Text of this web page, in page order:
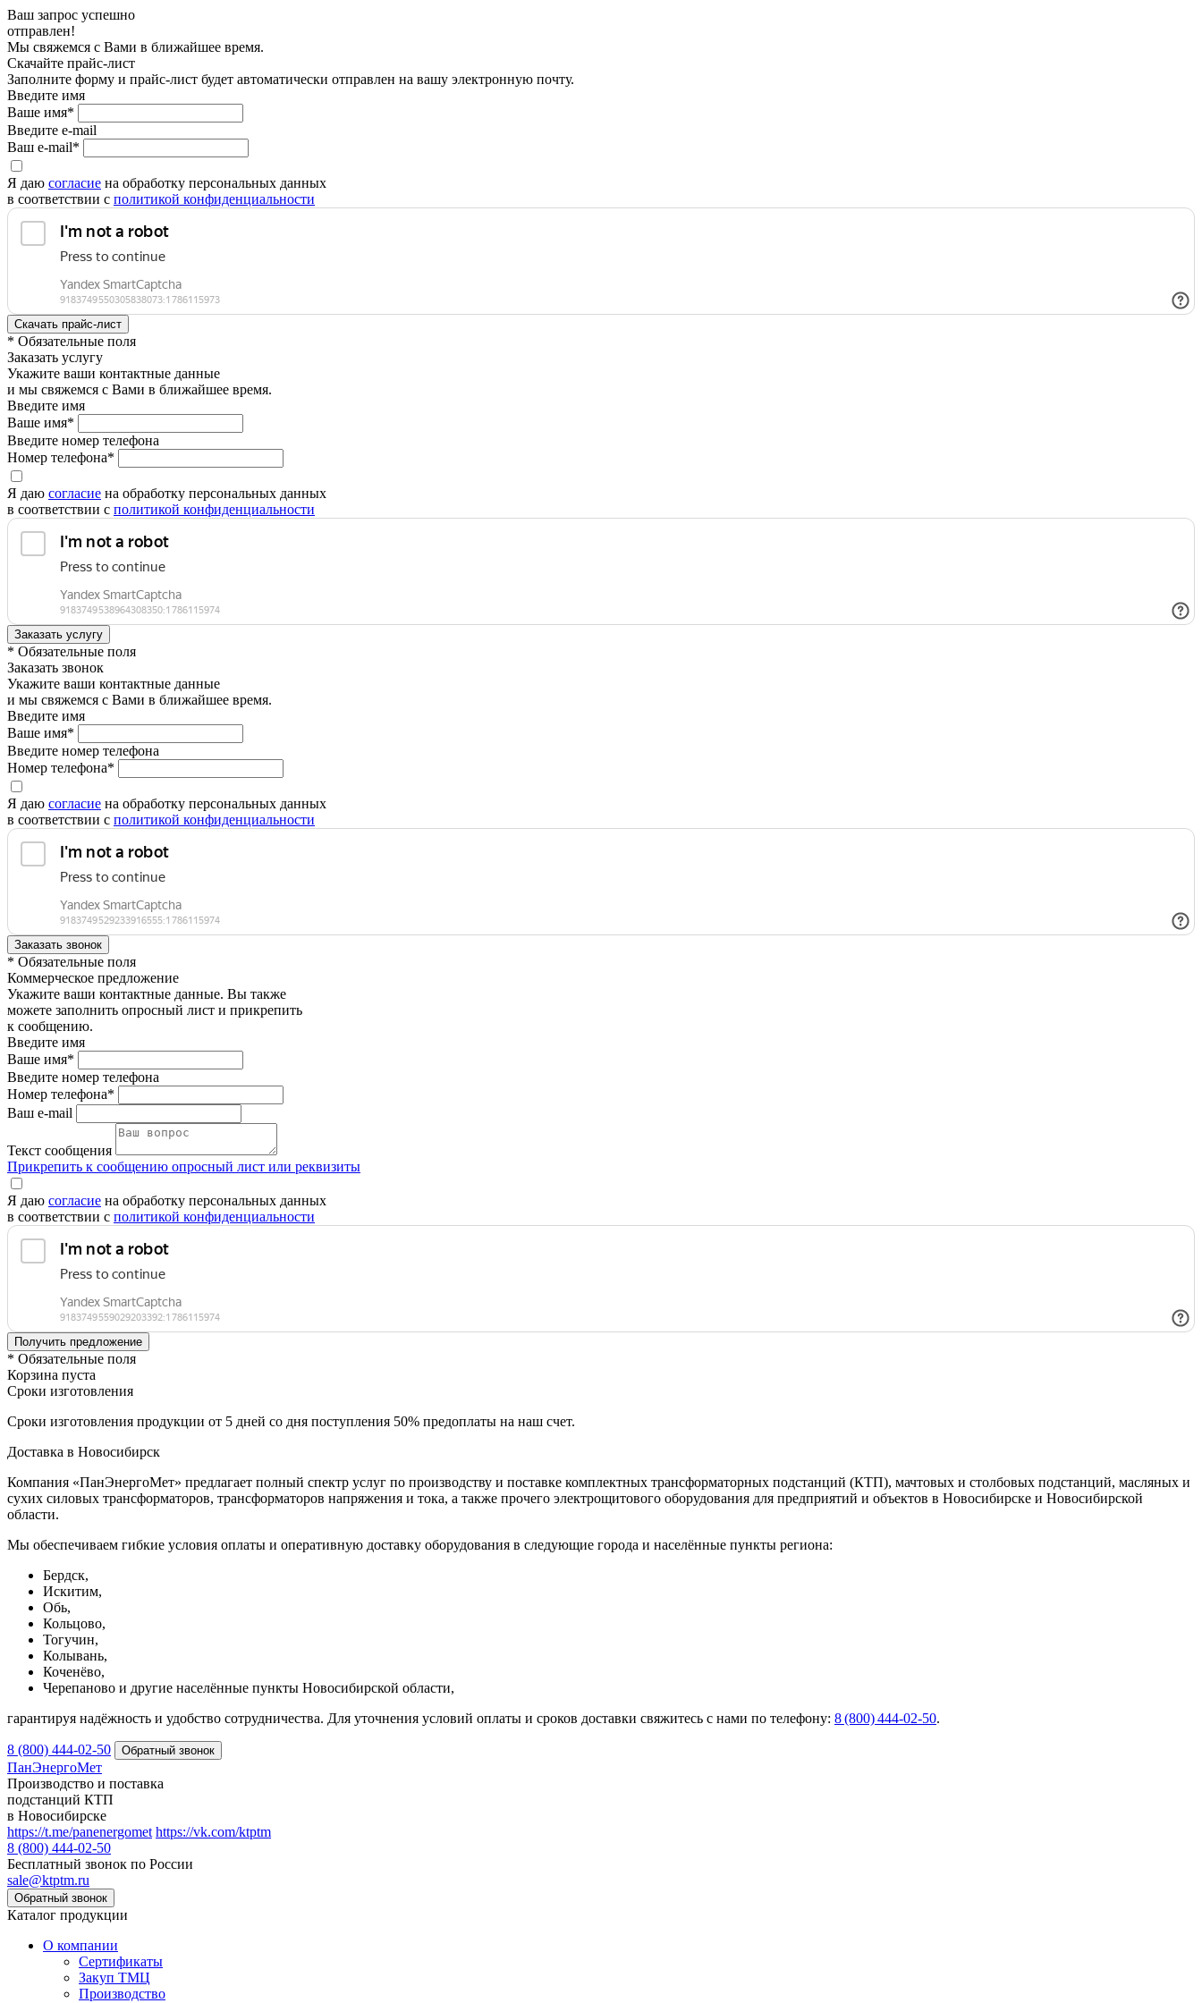
Ваш запрос успешно
отправлен!
Мы свяжемся с Вами в ближайшее время.
Скачайте прайс-лист
Заполните форму и прайс-лист будет автоматически отправлен на вашу электронную почту.
Введите имя
Ваше имя*
Введите e-mail
Ваш e-mail*
Я даю согласие на обработку персональных данных
в соответствии с политикой конфиденциальности
* Обязательные поля
Заказать услугу
Укажите ваши контактные данные
и мы свяжемся с Вами в ближайшее время.
Введите имя
Ваше имя*
Введите номер телефона
Номер телефона*
Я даю согласие на обработку персональных данных
в соответствии с политикой конфиденциальности
* Обязательные поля
Заказать звонок
Укажите ваши контактные данные
и мы свяжемся с Вами в ближайшее время.
Введите имя
Ваше имя*
Введите номер телефона
Номер телефона*
Я даю согласие на обработку персональных данных
в соответствии с политикой конфиденциальности
* Обязательные поля
Коммерческое предложение
Укажите ваши контактные данные. Вы также
можете заполнить опросный лист и прикрепить
к сообщению.
Введите имя
Ваше имя*
Введите номер телефона
Номер телефона*
Ваш e-mail
Текст сообщения
Прикрепить к сообщению опросный лист или реквизиты
Я даю согласие на обработку персональных данных
в соответствии с политикой конфиденциальности
* Обязательные поля
Корзина пуста
Сроки изготовления
Сроки изготовления продукции от 5 дней со дня поступления 50% предоплаты на наш счет.
Доставка в Новосибирск
Компания «ПанЭнергоМет» предлагает полный спектр услуг по производству и поставке комплектных трансформаторных подстанций (КТП), мачтовых и столбовых подстанций, масляных и
сухих силовых трансформаторов, трансформаторов напряжения и тока, а также прочего электрощитового оборудования для предприятий и объектов в Новосибирске и Новосибирской
области.
Мы обеспечиваем гибкие условия оплаты и оперативную доставку оборудования в следующие города и населённые пункты региона:
Бердск,
Искитим,
Обь,
Кольцово,
Тогучин,
Колывань,
Коченёво,
Черепаново и другие населённые пункты Новосибирской области,
гарантируя надёжность и удобство сотрудничества. Для уточнения условий оплаты и сроков доставки свяжитесь с нами по телефону: 8 (800) 444‑02‑50.
8 (800) 444-02-50
ПанЭнергоМет
Производство и поставка
подстанций КТП
в Новосибирске
https://t.me/panenergomet https://vk.com/ktptm
8 (800) 444-02-50
Бесплатный звонок по России
sale@ktptm.ru
Каталог продукции
О компании
Сертификаты
Закуп ТМЦ
Производство